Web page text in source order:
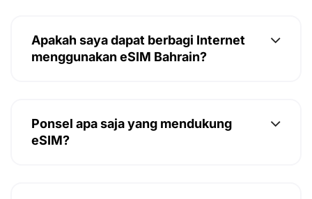
Apakah saya dapat berbagi Internet
menggunakan eSIM Bahrain?
Ponsel apa saja yang mendukung
eSIM?